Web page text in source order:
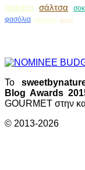
σαλάτα
σάλτσα
φασόλια χούμους ψωμί
Το
Blog Awards
GOURMET στην
© 2013-2026